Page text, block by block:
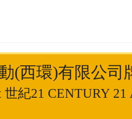
(西環)有限公司
紀21 CENTURY 21